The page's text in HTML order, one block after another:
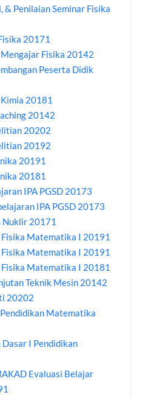
& Penilaian Seminar Fisika
20171
Fisika 20142
Peserta Didik
20181
20142
20202
20192
20191
20181
IPA PGSD 20173
IPA PGSD 20173
Nuklir 20171
Matematika I 20191
Matematika I 20191
Matematika I 20181
Teknik Mesin 20142
20202
Matematika
I Pendidikan
Evaluasi Belajar